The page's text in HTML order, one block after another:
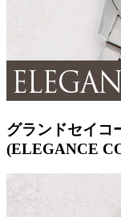
グランドセイコ
(ELEGANCE